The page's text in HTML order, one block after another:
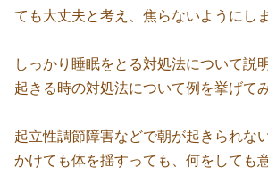
ても大丈夫と考え、焦らないようにし
しっかり睡眠をとる対処法について説
起きる時の対処法について例を挙げて
起立性調節障害などで朝が起きられな
かけても体を揺すっても、何をしても